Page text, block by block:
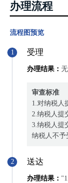
办理流程
流程图预览
1 受理
办理结果： 无
审查标准
1.对纳税人
2.纳税人提
3.纳税人提
纳税人不予
2 送达
办理结果：